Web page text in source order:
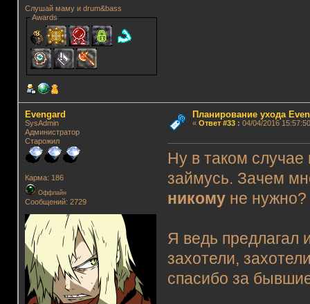
Слушай маму и drum&bass
Awards
Evengard
SysAdmin
Администратор
Старожил
Карма: 186
Оффлайн
Сообщений: 2729
Планирование ухода
« Ответ #33: 04/04/2016
Ну в таком
займусь. Зачем
никому не нужно?
Я ведь предлагал
захотели,
спасибо за